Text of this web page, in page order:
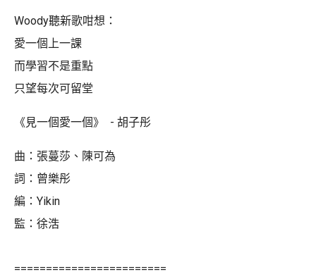
Woody聽新歌咁想：
愛一個上一課
而學習不是重點
只望每次可留堂
《見一個愛一個》 - 胡子彤
曲：張蔓莎、陳可為
詞：曾樂彤
編：Yikin
監：徐浩
========================